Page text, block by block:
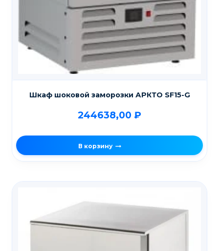
Шкаф шоковой заморозки АРКТО SF15-G
244638,00 ₽
В корзину